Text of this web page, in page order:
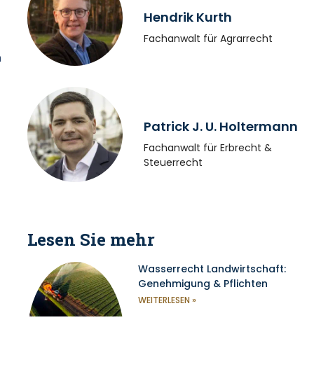
Hendrik Kurth
Fachanwalt für Agrarrecht
Patrick J. U. Holtermann
Fachanwalt für Erbrecht &
Steuerrecht
Lesen Sie mehr
Wasserrecht Landwirtschaft:
Genehmigung & Pflichten
WEITERLESEN »